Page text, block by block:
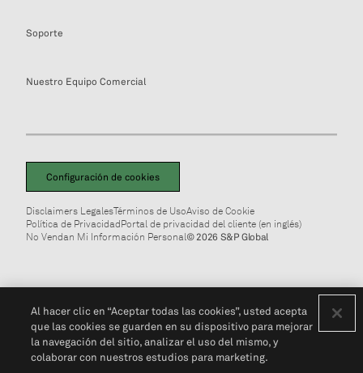
Soporte
Nuestro Equipo Comercial
Configuración de cookies
Disclaimers LegalesTérminos de UsoAviso de Cookie
Política de PrivacidadPortal de privacidad del cliente (en inglés)
No Vendan Mi Información Personal© 2026 S&P Global
Al hacer clic en “Aceptar todas las cookies”, usted acepta
que las cookies se guarden en su dispositivo para mejorar
la navegación del sitio, analizar el uso del mismo, y
colaborar con nuestros estudios para marketing.